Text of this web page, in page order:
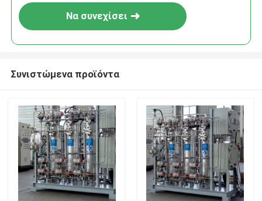
Σπίτι
Να συνεχίσει
Συνιστώμενα προϊόντα